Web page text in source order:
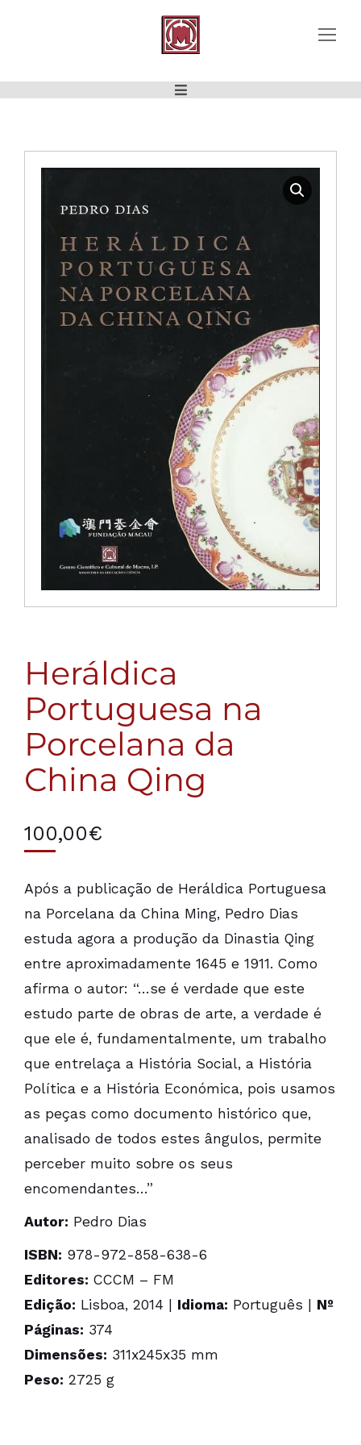
Heráldica
Portuguesa na
Porcelana da
China Qing
100,00€
Após a publicação de Heráldica Portuguesa
na Porcelana da China Ming, Pedro Dias
estuda agora a produção da Dinastia Qing
entre aproximadamente 1645 e 1911. Como
afirma o autor: “…se é verdade que este
estudo parte de obras de arte, a verdade é
que ele é, fundamentalmente, um trabalho
que entrelaça a História Social, a História
Política e a História Económica, pois usamos
as peças como documento histórico que,
analisado de todos estes ângulos, permite
perceber muito sobre os seus
encomendantes…”
Autor: Pedro Dias
ISBN: 978-972-858-638-6
Editores: CCCM – FM
Edição: Lisboa, 2014 | Idioma: Português | Nº
Páginas: 374
Dimensões: 311x245x35 mm
Peso: 2725 g